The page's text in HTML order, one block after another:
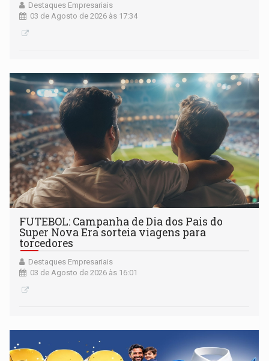
Destaques Empresariais
03 de Agosto de 2026 às 17:34
FUTEBOL: Campanha de Dia dos Pais do
Super Nova Era sorteia viagens para
torcedores
Destaques Empresariais
03 de Agosto de 2026 às 16:01